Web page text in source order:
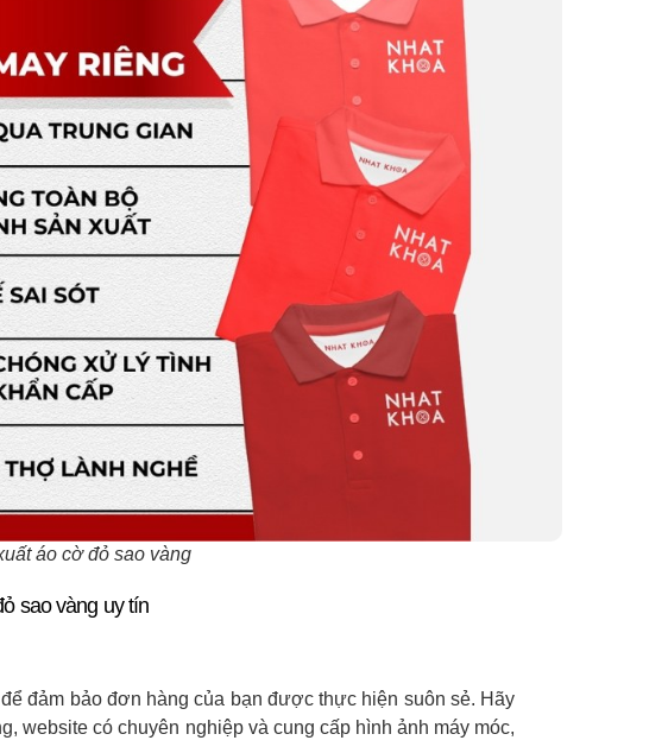
áo cờ đỏ sao vàng
sao vàng uy tín
đảm bảo đơn hàng của bạn được thực hiện suôn sẻ. Hãy
website có chuyên nghiệp và cung cấp hình ảnh máy móc,